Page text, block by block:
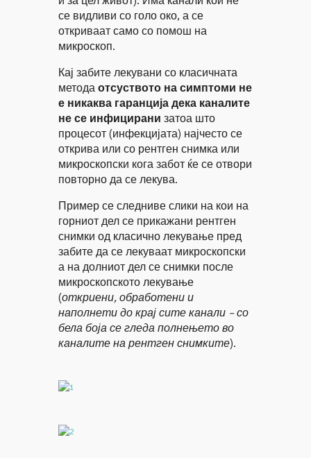
се видливи со голо око, а се
откриваат само со помош на
микроскоп.
Кај забите лекувани со класичната
метода отсуството на симптоми не
е никаква гаранција дека каналите
не се инфицирани затоа што
процесот (инфекцијата) најчесто се
открива или со рентген снимка или
микроскопски кога забот ќе се отвори
повторно да се лекува.
Пример се следниве слики на кои на
горниот дел се прикажани рентген
снимки од класично лекување пред
забите да се лекуваат микроскопски
а на долниот дел се снимки после
микроскопското лекување
(откриени, обработени и
наполнети до крај сите канали – со
бела боја се гледа полнењето во
каналите на рентген снимките).